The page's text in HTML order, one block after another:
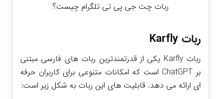
ربات چت جی پی تی تلگرام چیست؟
ربات Karfly
ربات Karfly یکی از قدرتمندترین ربات ‌های فارسی‌ مبتنی
بر ChatGPT است که امکانات متنوعی برای کاربران حرفه
‌ای ارائه می ‌دهد. قابلیت ‌های این ربات به شکل زیر است: